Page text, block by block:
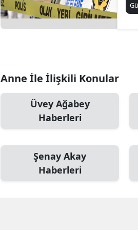
Anne İle İlişkili Konular
Üvey Ağabey
Haberleri
Şenay Akay
Haberleri